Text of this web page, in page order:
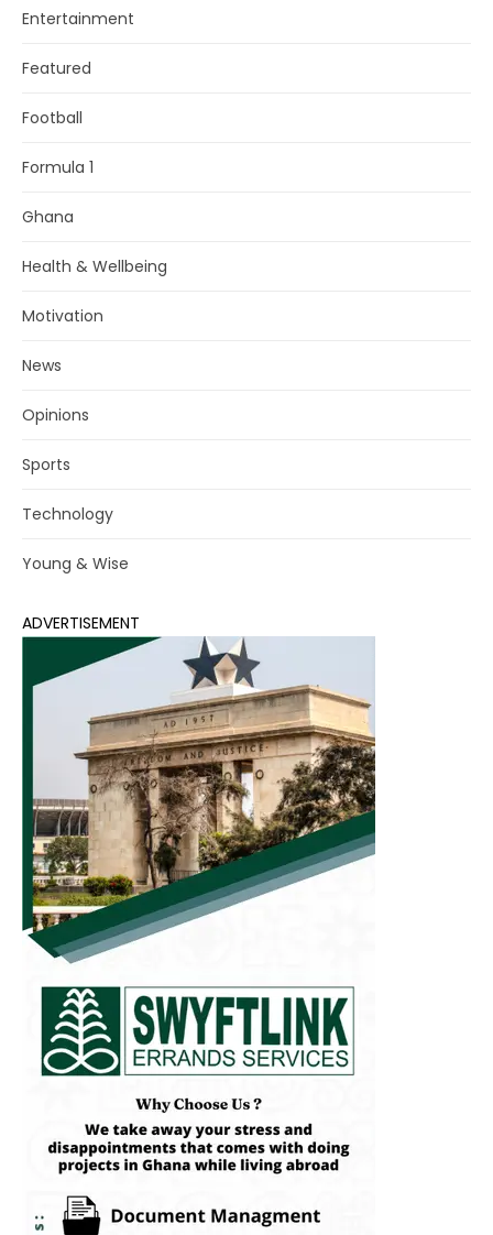
Entertainment
Featured
Football
Formula 1
Ghana
Health & Wellbeing
Motivation
News
Opinions
Sports
Technology
Young & Wise
ADVERTISEMENT